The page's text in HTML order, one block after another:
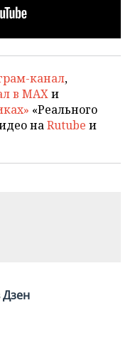
канал,
в MAXи
«Реального
наRutube и
Дзен